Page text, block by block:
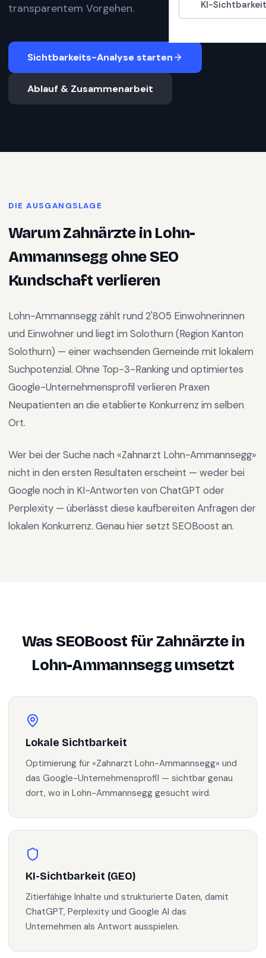
KI-
transparentem Vorgehen.
Sichtbarkeits-Analyse starten
Ablauf & Zusammenarbeit
DIE AUSGANGSLAGE
WarumZahnärzteinLohn-
Ammannsegg ohne SEO
Kundschaft verlieren
Lohn-Ammannsegg zählt rund 2'805 Einwohnerinnen
und Einwohner und liegt im Solothurn (Region Kanton
Solothurn) — einer wachsenden Gemeinde mit lokalem
Suchpotenzial. Ohne Top-3-Ranking und optimiertes
Google-Unternehmensprofil verlieren Praxen
Neupatienten an die etablierte Konkurrenz im selben
Ort.
Wer bei der Suche nach «Zahnarzt Lohn-Ammannsegg»
nicht in den ersten Resultaten erscheint — weder bei
Google noch in KI-Antworten von ChatGPT oder
Perplexity — überlässt diese kaufbereiten Anfragen der
lokalen Konkurrenz. Genau hier setzt SEOBoost an.
Was SEOBoost fürZahnärztein
Lohn-Ammannseggumsetzt
Lokale Sichtbarkeit
Optimierung für «Zahnarzt Lohn-Ammannsegg» und
das Google-Unternehmensprofil — sichtbar genau
dort, wo in Lohn-Ammannsegg gesucht wird.
KI-Sichtbarkeit (GEO)
Zitierfähige Inhalte und strukturierte Daten, damit
ChatGPT, Perplexity und Google AI das
Unternehmen als Antwort ausspielen.